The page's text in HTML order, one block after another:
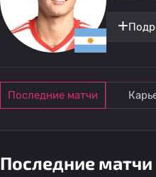
Последние матчи
Последние матчи